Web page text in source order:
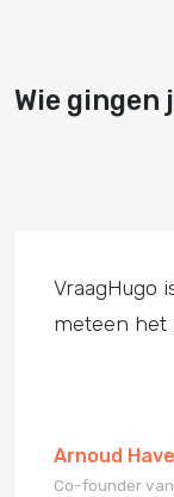
Wie gingen
VraagHugo
meteen het
Arnoud
Co-founder